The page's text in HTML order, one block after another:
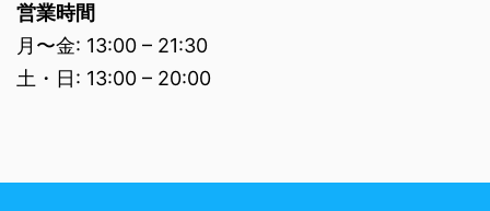
営業時間
月〜金: 13:00 – 21:30
土・日: 13:00 – 20:00